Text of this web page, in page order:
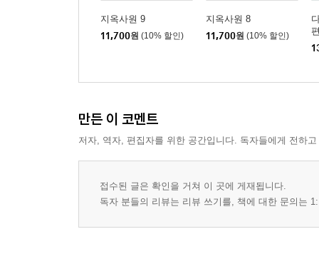
지옥사원 9
11,700원 (10% 할인)
지옥사원 8
11,700원 (10% 할인)
만든 이 코멘트
저자, 역자, 편집자를 위한 공간입니다. 독자들에게 전하
접수된 글은 확인을 거쳐 이 곳에 게재됩니다.
독자 분들의 리뷰는 리뷰 쓰기를, 책에 대한 문의는